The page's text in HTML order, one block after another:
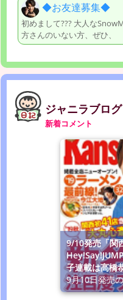
◆お友達募集◆
初めまして??? 大人な
方さんのいない方、ぜひ、
ジャニラブログ
新着コメント
9/10発売「関
子連載は高橋
9月10日発売